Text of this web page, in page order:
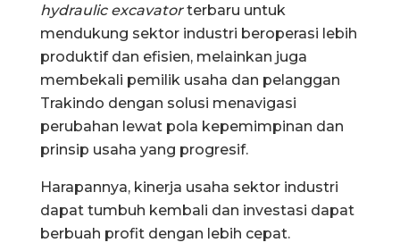
hydraulic excavatorterbaru untuk
mendukung sektor industri beroperasi lebih
produktif dan efisien, melainkan juga
membekali pemilik usaha dan pelanggan
Trakindo dengan solusi menavigasi
perubahan lewat pola kepemimpinan dan
prinsip usaha yang progresif.
Harapannya, kinerja usaha sektor industri
dapat tumbuh kembali dan investasi dapat
berbuah profit dengan lebih cepat.